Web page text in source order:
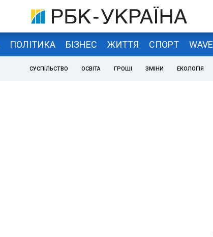
ПОЛІТИКА БІЗНЕС ЖИТТЯ СПОРТ WAVE
СУСПІЛЬСТВО ОСВІТА ГРОШІ ЗМІНИ ЕКОЛОГІЯ